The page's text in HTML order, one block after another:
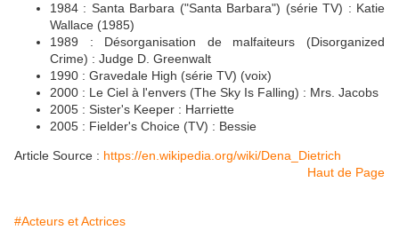
1984 : Santa Barbara ("Santa Barbara") (série TV) : Katie
Wallace (1985)
1989 : Désorganisation de malfaiteurs (Disorganized
Crime) : Judge D. Greenwalt
1990 : Gravedale High (série TV) (voix)
2000 : Le Ciel à l'envers (The Sky Is Falling) : Mrs. Jacobs
2005 : Sister's Keeper : Harriette
2005 : Fielder's Choice (TV) : Bessie
Article Source : https://en.wikipedia.org/wiki/Dena_Dietrich
Haut de Page
#Acteurs et Actrices